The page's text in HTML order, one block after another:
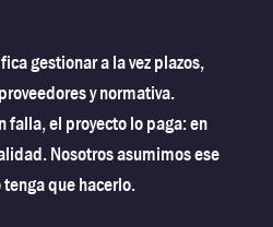
gestionar a la vez plazos,
y normativa.
falla, el proyecto lo paga: en
Nosotros asumimos ese
que hacerlo.